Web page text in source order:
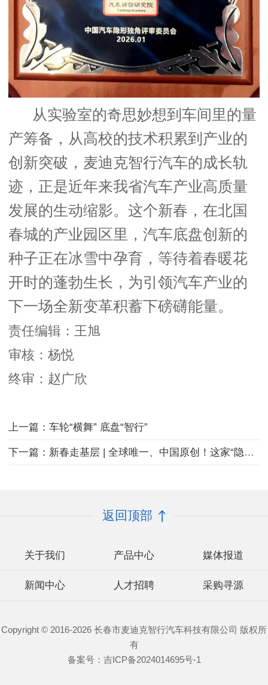
从实验室的奇思妙想到车间里的量
产筹备，从高校的技术积累到产业的
创新突破，麦迪克智行汽车的成长轨
迹，正是近年来我省汽车产业高质量
发展的生动缩影。这个新春，在北国
春城的产业园区里，汽车底盘创新的
种子正在冰雪中孕育，等待着春暖花
开时的蓬勃生长，为引领汽车产业的
下一场全新变革积蓄下磅礴能量。
责任编辑：王旭
审核：杨悦
终审：赵广欣
上一篇：车轮“横舞” 底盘“智行”
下一篇：新春走基层 | 全球唯一、中国原创！这家“隐形独角兽”如何颠覆未来出行？
返回顶部
关于我们 产品中心 媒体报道
新闻中心 人才招聘 采购寻源
Copyright © 2016-2026 长春市麦迪克智行汽车科技有限公司 版权所
有
备案号： 吉ICP备2024014695号-1